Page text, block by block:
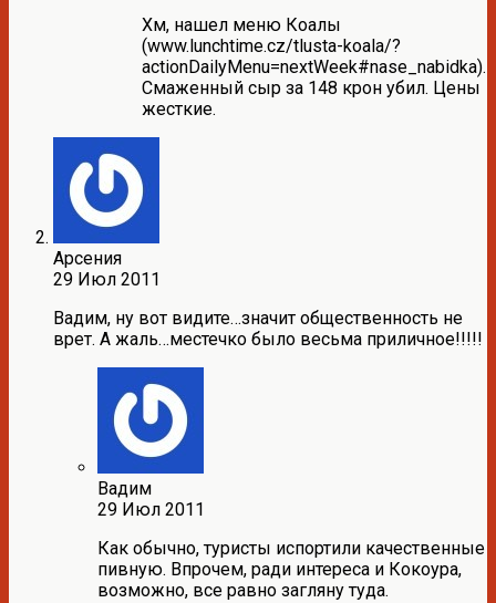
Хм, нашел меню Коалы
(www.lunchtime.cz/tlusta-koala/?
actionDailyMenu=nextWeek#nase_nabidka).
Смаженный сыр за 148 крон убил. Цены
жесткие.
Арсения
29 Июл 2011
Вадим, ну вот видите…значит общественность не
врет. А жаль…местечко было весьма приличное!!!!!
Вадим
29 Июл 2011
Как обычно, туристы испортили качественные
пивную. Впрочем, ради интереса и Кокоура,
возможно, все равно загляну туда.